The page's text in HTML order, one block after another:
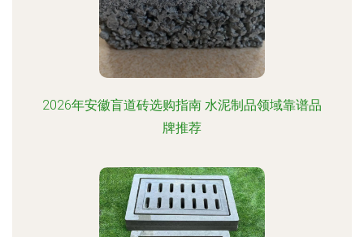
2026年安徽盲道砖选购指南 水泥制品领域靠谱品
牌推荐